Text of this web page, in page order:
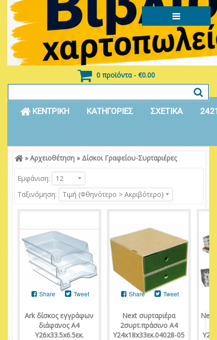
0 προϊόντα - €0.00
ΚΕΝΤΡΙΚΗ ΚΑΤΗΓΟΡΙΕΣ ΣΧΕΤΙΚΑ
Είσοδος Εγγραφή
» Αρχειοθέτηση» Δίσκοι Γραφείου-Συρταριέρες
Εμφάνιση:
12
Ταξινόμηση:
Τιμή (Φθηνότερο > Ακριβότερο)
Ark δίσκος εγγράφων
διάφανος Α4
Υ26x33.5x6.5εκ.
Share Tweet
Next συρταριέρα
2συρτ.πράσινο Α4
Υ24x18x33εκ.04028-05
Share Tweet
Next